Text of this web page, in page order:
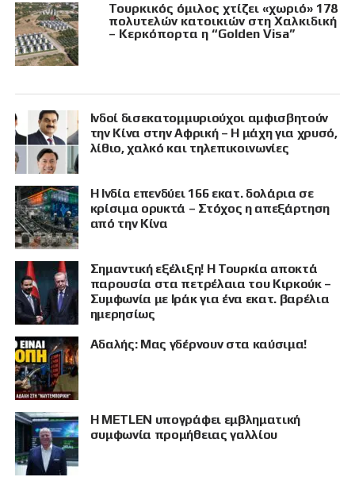
Τουρκικός όμιλος χτίζει «χωριό» 178
πολυτελών κατοικιών στη Χαλκιδική
– Κερκόπορτα η “Golden Visa”
Ινδοί δισεκατομμυριούχοι αμφισβητούν
την Κίνα στην Αφρική – Η μάχη για χρυσό,
λίθιο, χαλκό και τηλεπικοινωνίες
Η Ινδία επενδύει 166 εκατ. δολάρια σε
κρίσιμα ορυκτά – Στόχος η απεξάρτηση
από την Κίνα
Σημαντική εξέλιξη! Η Τουρκία αποκτά
παρουσία στα πετρέλαια του Κιρκούκ –
Συμφωνία με Ιράκ για ένα εκατ. βαρέλια
ημερησίως
Αδαλής: Μας γδέρνουν στα καύσιμα!
Η METLEN υπογράφει εμβληματική
συμφωνία προμήθειας γαλλίου